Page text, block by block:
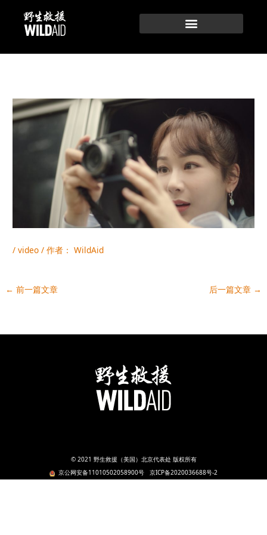
/video / 作者： WildAid
← 前一篇文章 后一篇文章 →
© 2021 野生救援（美国）北京代表处 版权所有
京公网安备11010502058900号
京ICP备2020036688号-2